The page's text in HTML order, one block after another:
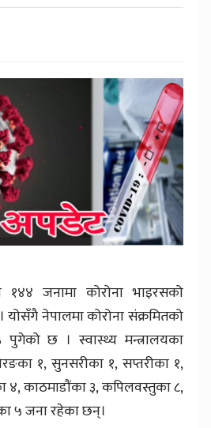
जनामा कोरोना भाइरसको
नेपालमा कोरोना संक्रमितको
छ । स्वास्थ्य मन्त्रालयका
१, सुनसरीका १, सप्तरीका १,
४, काठमाडौंका ३, कपिलवस्तुका ८,
५ जना रहेका छन्।